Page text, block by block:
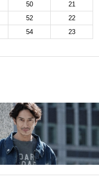
50
21
52
22
54 23